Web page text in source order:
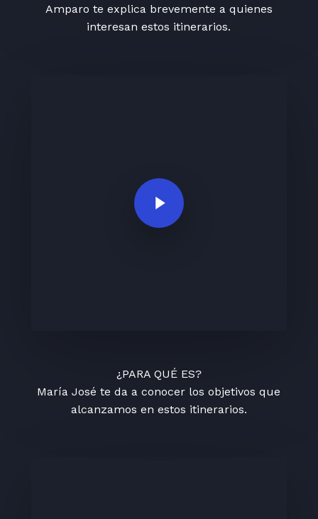
Amparo te explica brevemente a quienes
interesan estos itinerarios.
Play Video
¿PARA QUÉ ES?
María José te da a conocer los objetivos que
alcanzamos en estos itinerarios.